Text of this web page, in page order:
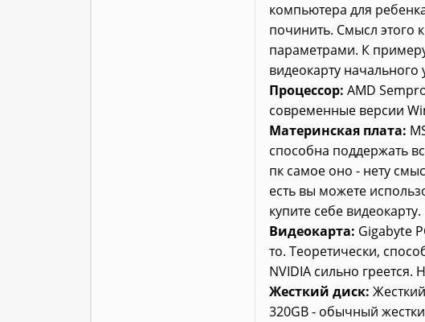
компьютера для
починить. Смысл этого
параметрами. К
видеокарту
Процессор: AMD
современные версии
Материнская плата:
способна поддержать
пк самое оно - нету
есть вы можете
купите себе видеокарту.
Видеокарта: Gigabyte
то. Теоретически,
NVIDIA сильно
Жесткий диск:
320GB - обычный